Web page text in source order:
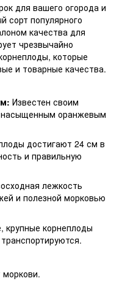
для вашего огорода и
сорт популярного
качества для
чрезвычайно
которые
и товарные качества.
Известен своим
насыщенным оранжевым
достигают 24 см в
и правильную
лежкость
и полезной морковью
крупные корнеплоды